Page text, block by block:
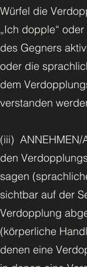
Würfel die
„Ich dopple“
des Gegners
oder die
dem
verstanden
(iii) ANNEHMEN/
den
sagen
sichtbar auf der
Verdopplung
(körperliche
denen eine